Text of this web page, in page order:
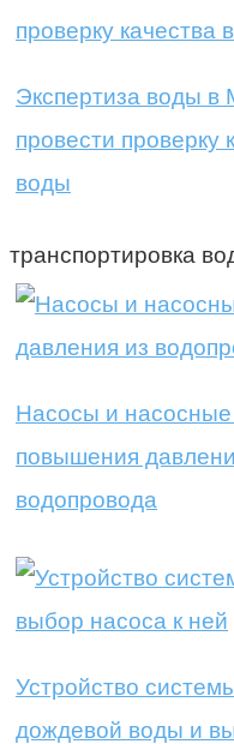
Экспертиза воды в
провести проверку
воды
транспортировка
Насосы и насосные
повышения
водопровода
Устройство
дождевой воды и